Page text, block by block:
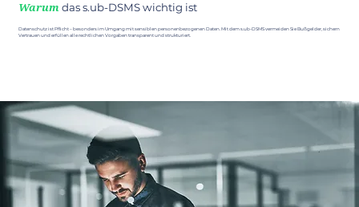
Warum das s.ub-DSMS wichtig ist
Datenschutz ist Pflicht – besonders im Umgang mit sensiblen personenbezogenen Daten. Mit dem s.ub-DSMS vermeiden Sie Bußgelder, sichern
Vertrauen und erfüllen alle rechtlichen Vorgaben transparent und strukturiert.